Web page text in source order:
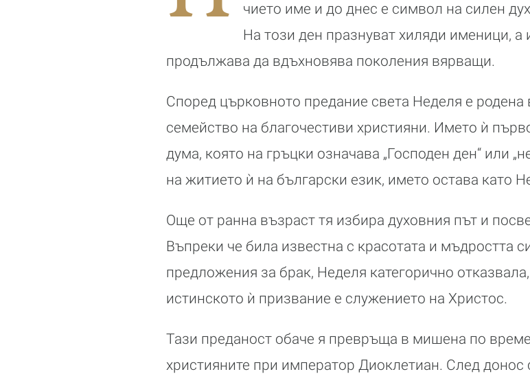
чието име и до днес е символ на силен
На този ден празнуват хиляди именици, а
продължава да вдъхновява поколения вярващи.
Според църковното предание света Неделя е
семейство на благочестиви християни. Името ѝ
дума, която на гръцки означава „Господен ден“ или
на житието ѝ на български език, името остава като
Още от ранна възраст тя избира духовния път и
Въпреки че била известна с красотата и мъдростта
предложения за брак, Неделя категорично
истинското ѝ призвание е служението на Христос.
Тази преданост обаче я превръща в мишена по
християните при император Диоклетиан. След